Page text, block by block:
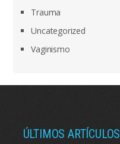
Trauma
Uncategorized
Vaginismo
ÚLTIMOS ARTÍCULOS